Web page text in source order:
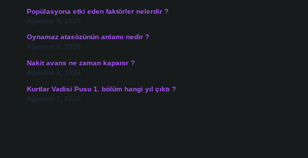
Popülasyona etki eden faktörler nelerdir ?
Ağustos 8, 2026
Oynamaz atasözünün anlamı nedir ?
Ağustos 8, 2026
Nakit avans ne zaman kapanır ?
Ağustos 8, 2026
Kurtlar Vadisi Pusu 1. bölüm hangi yıl çıktı ?
Ağustos 7, 2026